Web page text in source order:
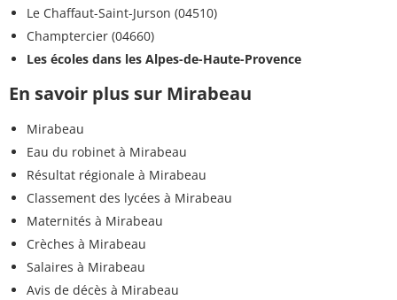
Le Chaffaut-Saint-Jurson (04510)
Champtercier (04660)
Les écoles dans les Alpes-de-Haute-Provence
En savoir plus sur Mirabeau
Mirabeau
Eau du robinet à Mirabeau
Résultat régionale à Mirabeau
Classement des lycées à Mirabeau
Maternités à Mirabeau
Crèches à Mirabeau
Salaires à Mirabeau
Avis de décès à Mirabeau